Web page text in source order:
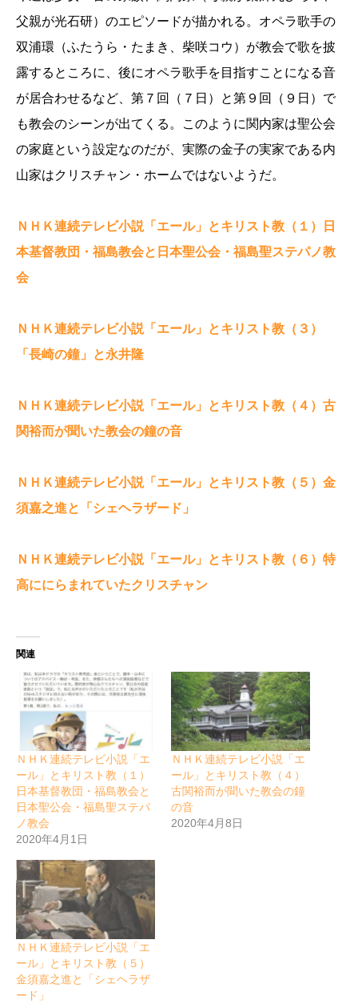
父親が光石研）のエピソードが描かれる。オペラ歌手の
双浦環（ふたうら・たまき、柴咲コウ）が教会で歌を披
露するところに、後にオペラ歌手を目指すことになる音
が居合わせるなど、第７回（７日）と第９回（９日）で
も教会のシーンが出てくる。このように関内家は聖公会
の家庭という設定なのだが、実際の金子の実家である内
山家はクリスチャン・ホームではないようだ。
ＮＨＫ連続テレビ小説「エール」とキリスト教（１）日
本基督教団・福島教会と日本聖公会・福島聖ステパノ教
会
ＮＨＫ連続テレビ小説「エール」とキリスト教（３）
「長崎の鐘」と永井隆
ＮＨＫ連続テレビ小説「エール」とキリスト教（４）古
関裕而が聞いた教会の鐘の音
ＮＨＫ連続テレビ小説「エール」とキリスト教（５）金
須嘉之進と「シェヘラザード」
ＮＨＫ連続テレビ小説「エール」とキリスト教（６）特
高ににらまれていたクリスチャン
関連
ＮＨＫ連続テレビ小説「エ
ール」とキリスト教（１）
日本基督教団・福島教会と
日本聖公会・福島聖ステパ
ノ教会
2020年4月1日
ＮＨＫ連続テレビ小説「エ
ール」とキリスト教（４）
古関裕而が聞いた教会の鐘
の音
2020年4月8日
ＮＨＫ連続テレビ小説「エ
ール」とキリスト教（５）
金須嘉之進と「シェヘラザ
ード」